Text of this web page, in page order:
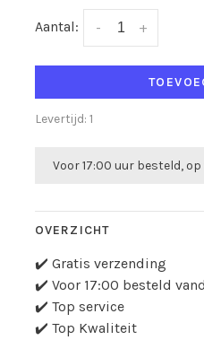
Aantal: +
-
Levertijd: 1
Voor 17:00 uur besteld,
OVERZICHT
✔️ Gratis verzending
✔️ Voor 17:00 besteld
✔️ Top service
✔️ Top Kwaliteit